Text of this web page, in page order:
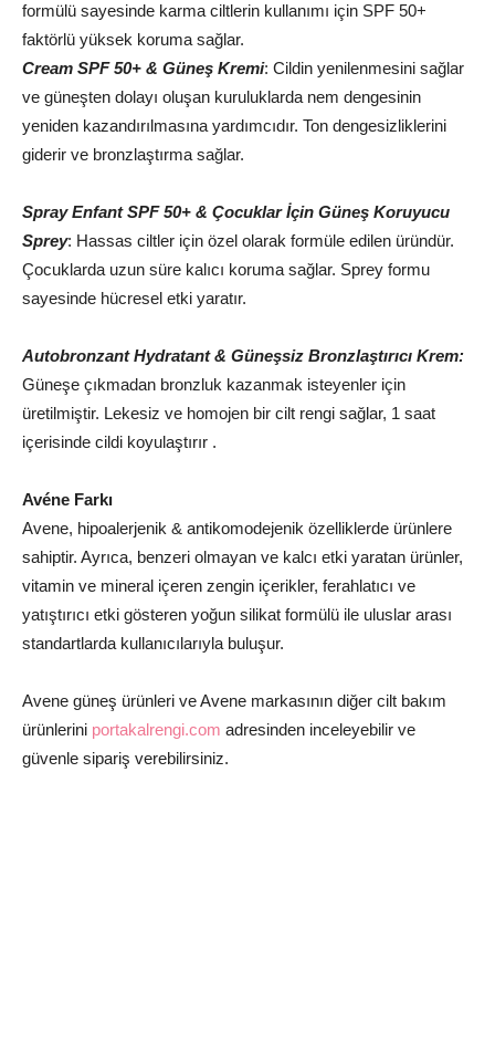
formülü sayesinde karma ciltlerin kullanımı için SPF 50+
faktörlü yüksek koruma sağlar.
Cream SPF 50+ & Güneş Kremi: Cildin yenilenmesini sağlar
ve güneşten dolayı oluşan kuruluklarda nem dengesinin
yeniden kazandırılmasına yardımcıdır. Ton dengesizliklerini
giderir ve bronzlaştırma sağlar.
Spray Enfant SPF 50+ & Çocuklar İçin Güneş Koruyucu
Sprey: Hassas ciltler için özel olarak formüle edilen üründür.
Çocuklarda uzun süre kalıcı koruma sağlar. Sprey formu
sayesinde hücresel etki yaratır.
Autobronzant Hydratant & Güneşsiz Bronzlaştırıcı Krem:
Güneşe çıkmadan bronzluk kazanmak isteyenler için
üretilmiştir. Lekesiz ve homojen bir cilt rengi sağlar, 1 saat
içerisinde cildi koyulaştırır .
Avéne Farkı
Avene, hipoalerjenik & antikomodejenik özelliklerde ürünlere
sahiptir. Ayrıca, benzeri olmayan ve kalcı etki yaratan ürünler,
vitamin ve mineral içeren zengin içerikler, ferahlatıcı ve
yatıştırıcı etki gösteren yoğun silikat formülü ile uluslar arası
standartlarda kullanıcılarıyla buluşur.
Avene güneş ürünleri ve Avene markasının diğer cilt bakım
ürünlerini portakalrengi.com adresinden inceleyebilir ve
güvenle sipariş verebilirsiniz.